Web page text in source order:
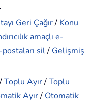
Geri Çağır/ Konu
amaçlı e-
sil/ Gelişmiş
Toplu Ayır/Toplu
Ayır/ Otomatik